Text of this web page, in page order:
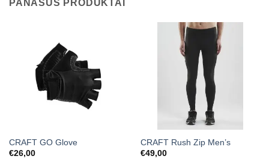
PANAŠŪS PRODUKTAI
CRAFT GO Glove
€26,00
CRAFT Rush Zip Men’s
€49,00